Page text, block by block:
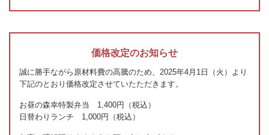
価格改定のお知らせ
誠に勝手ながら原材料費の高騰のため、2025年4月1日（火）より
下記のとおり価格改定させていたただきます。
お昼の森幸特製弁当 1,400円（税込）
日替わりランチ 1,000円（税込）